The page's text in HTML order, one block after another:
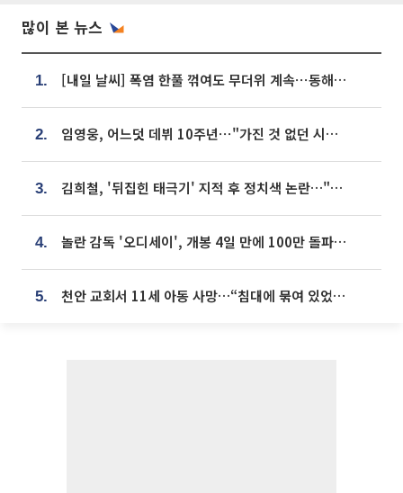
많이 본 뉴스
1. [내일 날씨] 폭염 한풀 꺾여도 무더위 계속⋯동해안 이틀 연속 비
2. 임영웅, 어느덧 데뷔 10주년⋯"가진 것 없던 시절, 내 앞엔 20명의 팬뿐"
3. 김희철, '뒤집힌 태극기' 지적 후 정치색 논란…"좌우 떠나 우리나라 국기"
4. 놀란 감독 '오디세이', 개봉 4일 만에 100만 돌파⋯'왕사남' 보다 빠르다
5. 천안 교회서 11세 아동 사망…“침대에 묶여 있었다” 진술 확보